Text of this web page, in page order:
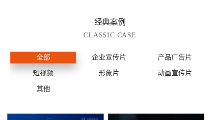
经典案例
CLASSIC CASE
全部 企业宣传片 产品广告片
短视频 形象片 动画宣传片
其他